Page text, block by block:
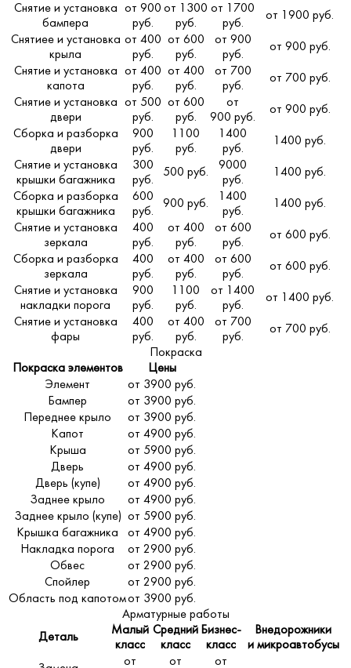
Снятие и установка
бампера
от 900
руб.
от 1300
руб.
от 1700
руб.
от 1900 руб.
Снятиее и установка
крыла
от 400
руб.
от 600
руб.
от 900
руб.
от 900 руб.
Снятие и установка
капота
от 400
руб.
от 400
руб.
от 700
руб.
от 700 руб.
Снятие и установка
двери
от 500
руб.
от 600
руб.
от
900 руб.
от 900 руб.
Сборка и разборка
двери
900
руб.
1100
руб.
1400
руб.
1400 руб.
Снятие и установка
крышки багажника
300
руб.
500 руб.
9000
руб.
1400 руб.
Сборка и разборка
крышки багажника
600
руб.
900 руб.
1400
руб.
1400 руб.
Снятие и установка
зеркала
400
руб.
от 400
руб.
от 600
руб.
от 600 руб.
Сборка и разборка
зеркала
400
руб.
от 400
руб.
от 600
руб.
от 600 руб.
Снятие и установка
накладки порога
900
руб.
1100
руб.
от 1400
руб.
от 1400 руб.
Снятие и установка
фары
400
руб.
от 400
руб.
от 700
руб.
от 700 руб.
Покраска
Покраска элементов
Цены
Элемент
от 3900 руб.
Бампер
от 3900 руб.
Переднее крыло
от 3900 руб.
Капот
от 4900 руб.
Крыша
от 5900 руб.
Дверь
от 4900 руб.
Дверь (купе)
от 4900 руб.
Заднее крыло
от 4900 руб.
Заднее крыло (купе) от 5900 руб.
Крышка багажника
от 4900 руб.
Накладка порога
от 2900 руб.
Обвес
от 2900 руб.
Спойлер
от 2900 руб.
Область под капотомот 3900 руб.
Арматурные работы
Деталь
Малый
класс
Средний
класс
Бизнес-
класс
Внедорожники
и микроавтобусы
от от от